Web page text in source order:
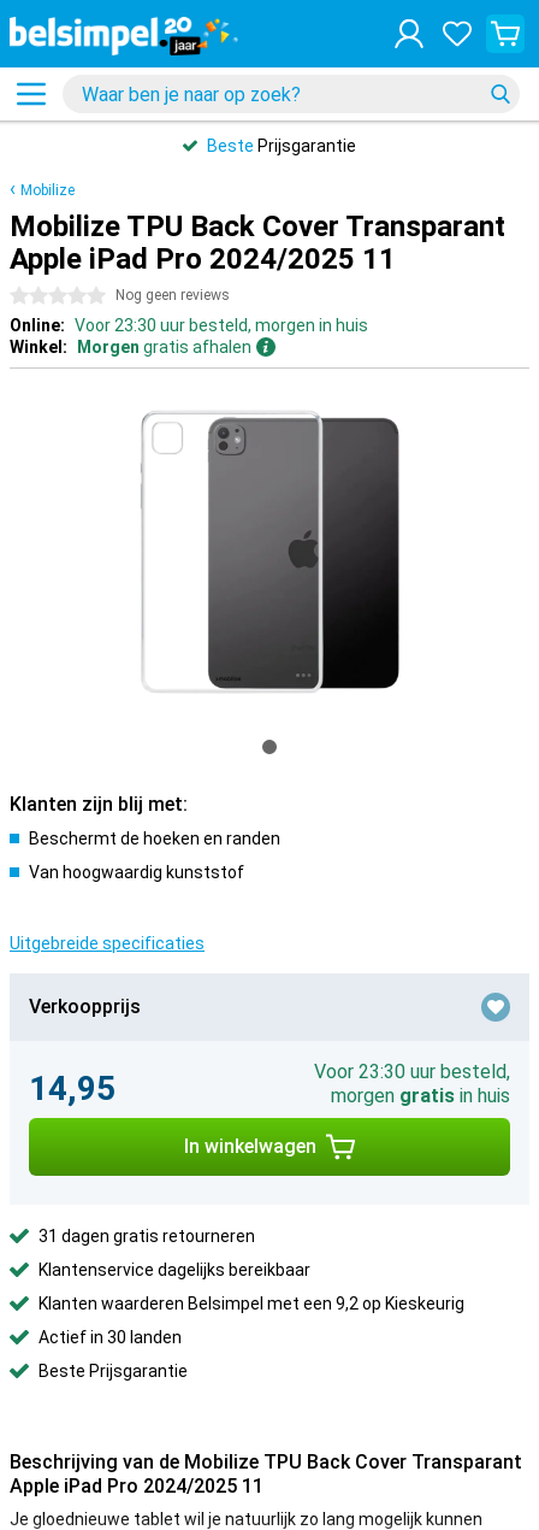
Beste Prijsgarantie
Mobilize
Mobilize TPU Back Cover Transparant
Apple iPad Pro 2024/2025 11
0 sterren Nog geen reviews
Online: Voor 23:30 uur besteld, morgen in huis
Winkel:
Morgen gratis afhalen
Klanten zijn blij met:
Beschermt de hoeken en randen
Van hoogwaardig kunststof
Uitgebreide specificaties
Verkoopprijs
14,95
Voor 23:30 uur besteld,
morgen gratis in huis
In winkelwagen
31 dagen gratis retourneren
Klantenservice dagelijks bereikbaar
Klanten waarderen Belsimpel met een 9,2 op Kieskeurig
Actief in 30 landen
Beste Prijsgarantie
Beschrijving van de Mobilize TPU Back Cover Transparant
Apple iPad Pro 2024/2025 11
Je gloednieuwe tablet wil je natuurlijk zo lang mogelijk kunnen